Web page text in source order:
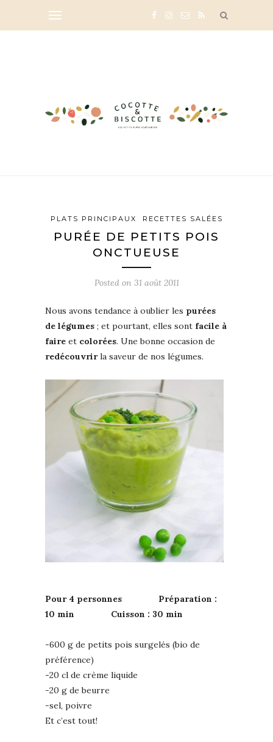
PLATS PRINCIPAUX RECETTES SALÉES
PURÉE DE PETITS POIS
ONCTUEUSE
Posted on 31 août 2011
Nous avons tendance à oublier les purées
de légumes ; et pourtant, elles sont facile à
faire et colorées. Une bonne occasion de
redécouvrirla saveur de nos légumes.
Pour 4 personnes Préparation :
10 min Cuisson : 30 min
-600 g de petits pois surgelés (bio de
préférence)
-20 cl de crème liquide
-20 g de beurre
-sel, poivre
Et c’est tout!